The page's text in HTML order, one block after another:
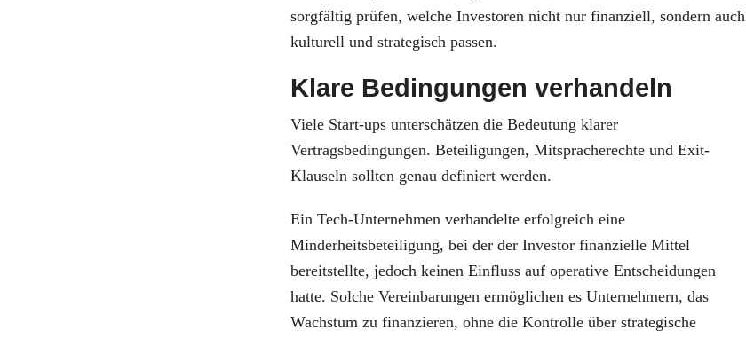
sorgfältig prüfen, welche Investoren nicht nur finanziell, sondern auch
kulturell und strategisch passen.
Klare Bedingungen verhandeln
Viele Start-ups unterschätzen die Bedeutung klarer
Vertragsbedingungen. Beteiligungen, Mitspracherechte und Exit-
Klauseln sollten genau definiert werden.
Ein Tech-Unternehmen verhandelte erfolgreich eine
Minderheitsbeteiligung, bei der der Investor finanzielle Mittel
bereitstellte, jedoch keinen Einfluss auf operative Entscheidungen
hatte. Solche Vereinbarungen ermöglichen es Unternehmern, das
Wachstum zu finanzieren, ohne die Kontrolle über strategische